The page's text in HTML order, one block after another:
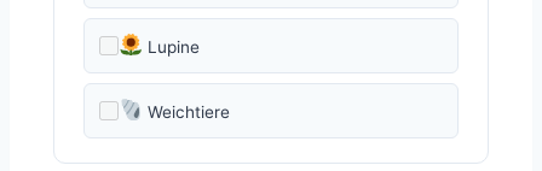
Lupine
Weichtiere